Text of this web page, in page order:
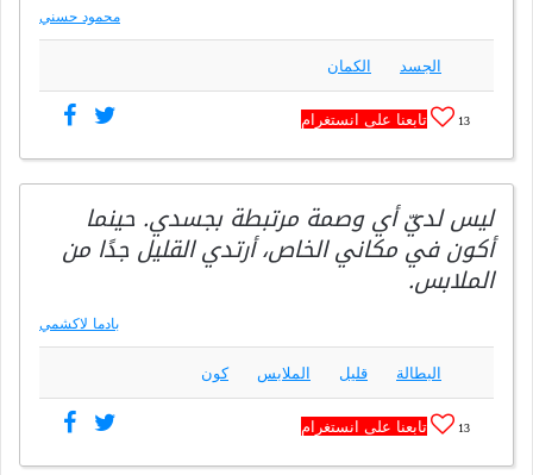
محمود حسني
الجسد الكمان
13 تابعنا على انستغرام
ليس لديّ أي وصمة مرتبطة بجسدي. حينما
أكون في مكاني الخاص، أرتدي القليل جدًا من
الملابس.
بادما لاكشمي
البطالة قليل الملابس كون
13 تابعنا على انستغرام